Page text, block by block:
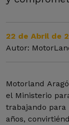
22 de Abril de
Autor:
Motorland
el Ministerio
trabajando
años,